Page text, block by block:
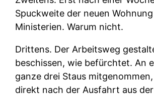
Spuckweite der neuen
Ministerien. Warum nicht.
Drittens. Der Arbeitsweg
beschissen, wie befürchtet. An
ganze drei Staus
direkt nach der Ausfahrt aus